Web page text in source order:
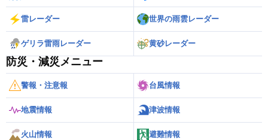
雷レーダー 世界の雨雲レーダー
ゲリラ雷雨レーダー 黄砂レーダー
防災・減災メニュー
警報・注意報 台風情報
地震情報 津波情報
火山情報 避難情報